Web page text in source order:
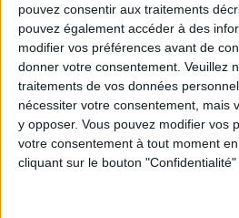
pouvez consentir aux traitements
pouvez également accéder à des
modifier vos préférences avant de
donner votre consentement. Veuillez
traitements de vos données
nécessiter votre consentement, mais
y opposer. Vous pouvez modifier vos
votre consentement à tout moment
cliquant sur le bouton
maladie peut aussi
Mais quand l'appétit est trop
manger trop de manière très
refléter un problème de santé
être traité.